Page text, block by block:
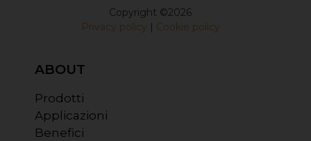
Copyright ©2026
Privacy policy | Cookie policy
ABOUT
Prodotti
Applicazioni
Benefici